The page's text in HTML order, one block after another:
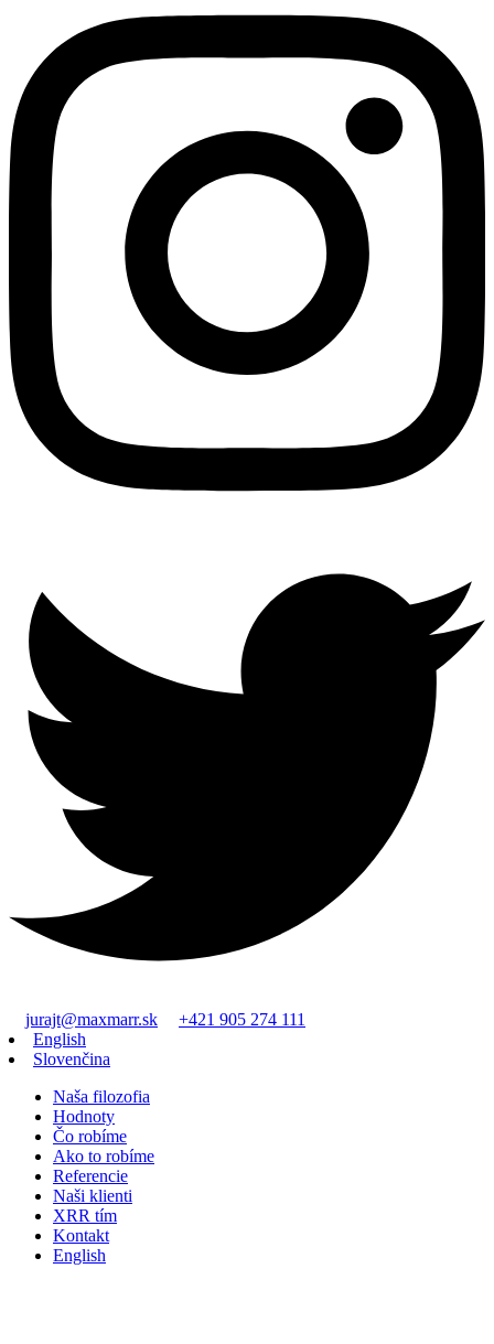
jurajt@maxmarr.sk
+421 905 274 111
English
Slovenčina
Naša filozofia
Hodnoty
Čo robíme
Ako to robíme
Referencie
Naši klienti
XRR tím
Kontakt
English